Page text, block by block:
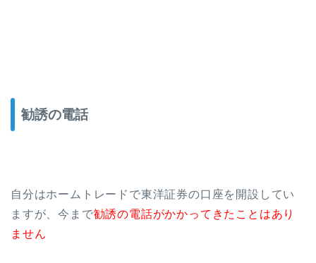
勧誘の電話
自分はホームトレードで東洋証券の口座を開設してい
ますが、今まで勧誘の電話がかかってきたことはあり
ません